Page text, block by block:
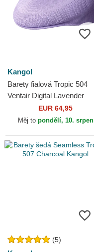
Kangol
Barety fialová Tropic 504
Ventair Digital Lavender
EUR 64,95
Měj to pondělí, 10. srpen
(5)